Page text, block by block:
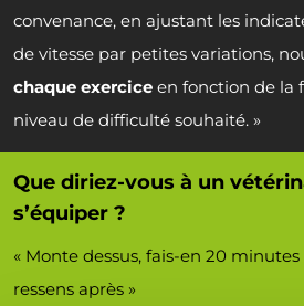
convenance, en ajustant les
de vitesse par petites variations,
chaque exercice en fonction de la
niveau de difficulté souhaité. »
Que diriez-vous à un
s’équiper ?
« Monte dessus, fais-en 20
ressens après »